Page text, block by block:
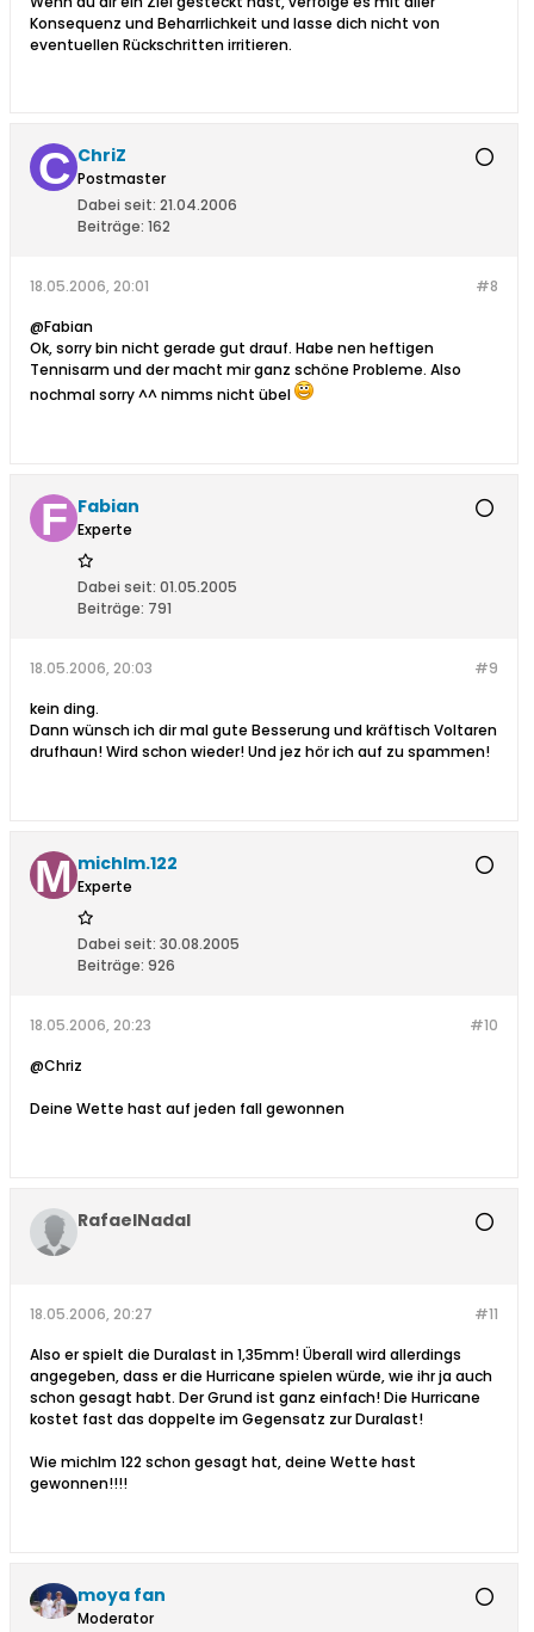
Konsequenz und Beharrlichkeit und lasse dich nicht von
eventuellen Rückschritten irritieren.
ChriZ
Postmaster
Dabei seit: 21.04.2006
Beiträge: 162
#8
18.05.2006, 20:01
@Fabian
Ok, sorry bin nicht gerade gut drauf. Habe nen heftigen
Tennisarm und der macht mir ganz schöne Probleme. Also
nochmal sorry ^^ nimms nicht übel
Fabian
Experte
Dabei seit: 01.05.2005
Beiträge: 791
#9
18.05.2006, 20:03
kein ding.
Dann wünsch ich dir mal gute Besserung und kräftisch Voltaren
drufhaun! Wird schon wieder! Und jez hör ich auf zu spammen!
michlm.122
Experte
Dabei seit: 30.08.2005
Beiträge: 926
#10
18.05.2006, 20:23
@Chriz
Deine Wette hast auf jeden fall gewonnen
RafaelNadal
#11
18.05.2006, 20:27
Also er spielt die Duralast in 1,35mm! Überall wird allerdings
angegeben, dass er die Hurricane spielen würde, wie ihr ja auch
schon gesagt habt. Der Grund ist ganz einfach! Die Hurricane
kostet fast das doppelte im Gegensatz zur Duralast!
Wie michlm 122 schon gesagt hat, deine Wette hast
gewonnen!!!!
moya fan
Moderator